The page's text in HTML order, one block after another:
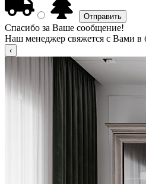
Спасибо за Ваше сообщение!
Наш менеджер свяжется с Вами в